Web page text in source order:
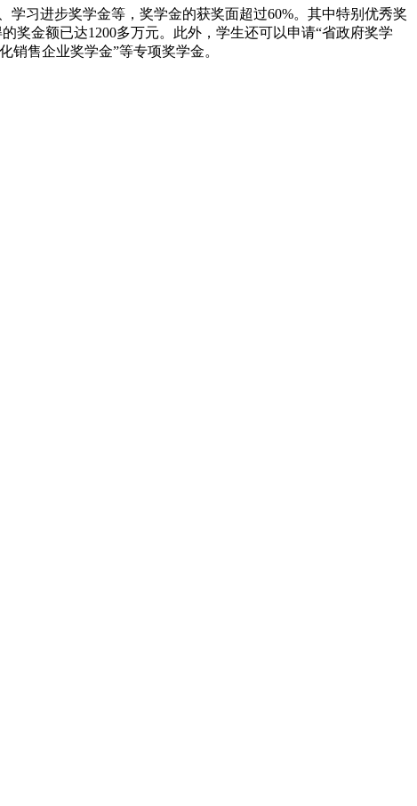
习进步奖学金等，奖学金的获奖面超过60%。其中特别优秀奖
奖金额已达1200多万元。此外，学生还可以申请“省政府奖学
销售企业奖学金”等专项奖学金。